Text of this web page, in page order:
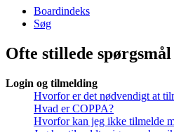
Boardindeks
Søg
Ofte stillede spørgsmål
Login og tilmelding
Hvorfor er det nødvendigt at
Hvad er COPPA?
Hvorfor kan jeg ikke tilmelde